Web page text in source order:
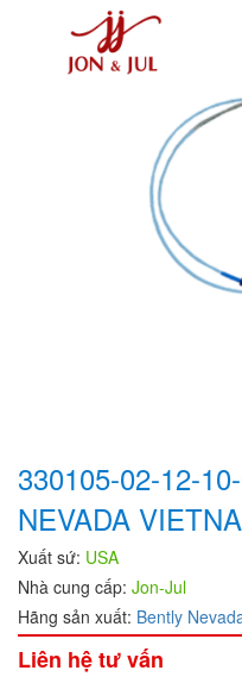
330105-02-12-
NEVADA
Xuất sứ: USA
Nhà cung cấp: Jon-Jul
Hãng sản xuất: Bently
Liên hệ tư vấn